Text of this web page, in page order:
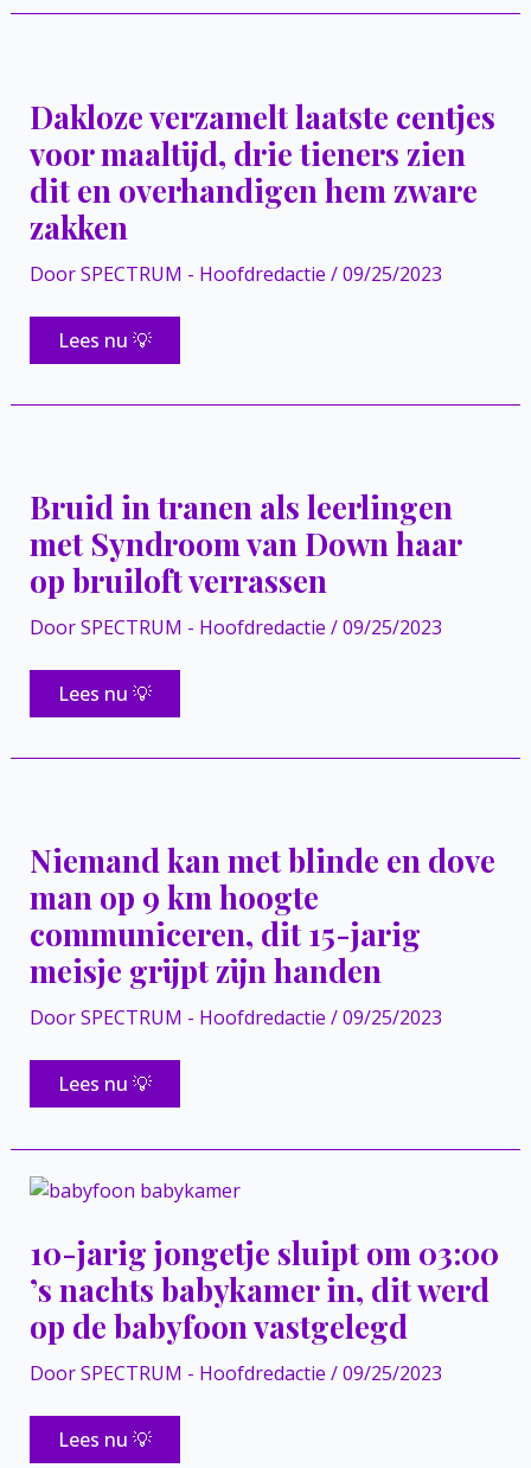
ze
met
laatste
centjes
haar
benzine
probeert
te
Dakloze verzamelt laatste centjes
voor maaltijd, drie tieners zien
dit en overhandigen hem zware
zakken
DoorSPECTRUM - Hoofdredactie /09/25/2023
Dakloze
verzamelt
voor
zien
dit
en
overhandigen
hem
zware
zakken
Lees nu 💡
Bruid in tranen als leerlingen
met Syndroom van Down haar
op bruiloft verrassen
DoorSPECTRUM - Hoofdredactie /09/25/2023
Bruid
in
Down
haar
bruiloft
verrassen
Lees nu 💡
Niemand kan met blinde en dove
man op 9 km hoogte
communiceren, dit 15-jarig
meisje grijpt zijn handen
DoorSPECTRUM - Hoofdredactie /09/25/2023
Niemand
kan
en
dove
man
km
hoogte
communiceren,
dit
15-
jarig
meisje
grijpt
handen
Lees nu 💡
10-jarig jongetje sluipt om 03:00
’s nachts babykamer in, dit werd
op de babyfoon vastgelegd
DoorSPECTRUM - Hoofdredactie /09/25/2023
10-
jarig
Lees nu 💡